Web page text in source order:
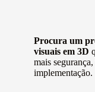
Procura um
visuais em 3D
mais
implementação.